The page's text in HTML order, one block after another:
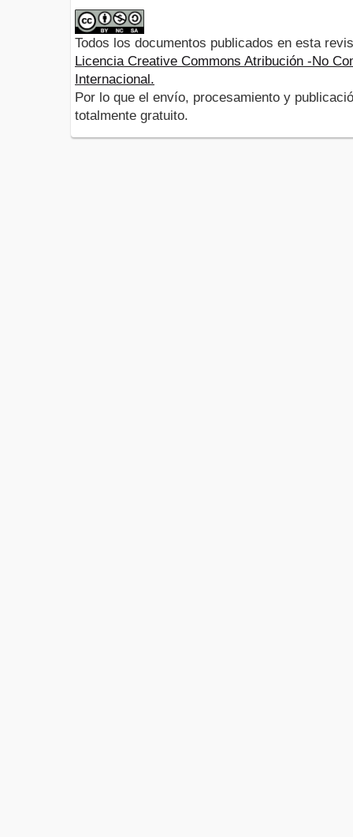
Todos los documentos publicados en esta
Licencia Creative Commons Atribución -No
Internacional.
Por lo que el envío, procesamiento y
totalmente gratuito.